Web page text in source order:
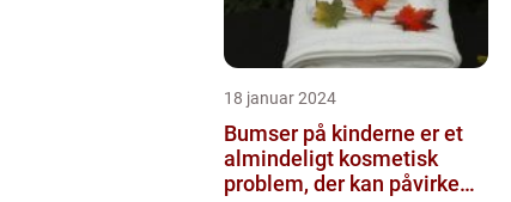
18 januar 2024
Bumser på kinderne er et
almindeligt kosmetisk
problem, der kan påvirke